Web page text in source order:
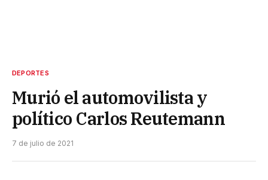
DEPORTES
Murió el automovilista y
político Carlos Reutemann
7 de julio de 2021